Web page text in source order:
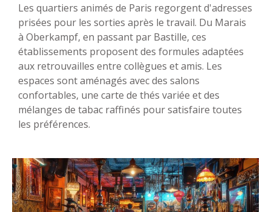
Les quartiers animés de Paris regorgent d'adresses
prisées pour les sorties après le travail. Du Marais
à Oberkampf, en passant par Bastille, ces
établissements proposent des formules adaptées
aux retrouvailles entre collègues et amis. Les
espaces sont aménagés avec des salons
confortables, une carte de thés variée et des
mélanges de tabac raffinés pour satisfaire toutes
les préférences.